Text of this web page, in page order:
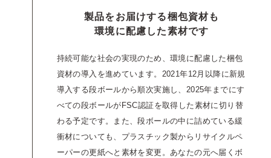
製品をお届けする梱包資材も
環境に配慮した素材です
持続可能な社会の実現のため、環境に配慮した梱包
資材の導入を進めています。2021年12月以降に新規
導入する段ボールから順次実施し、2025年までにす
べての段ボールがFSC認証を取得した素材に切り替
わる予定です。また、段ボールの中に詰めている緩
衝材についても、プラスチック製からリサイクルペ
ーパーの更紙へと素材を変更。あなたの元へ届くボ